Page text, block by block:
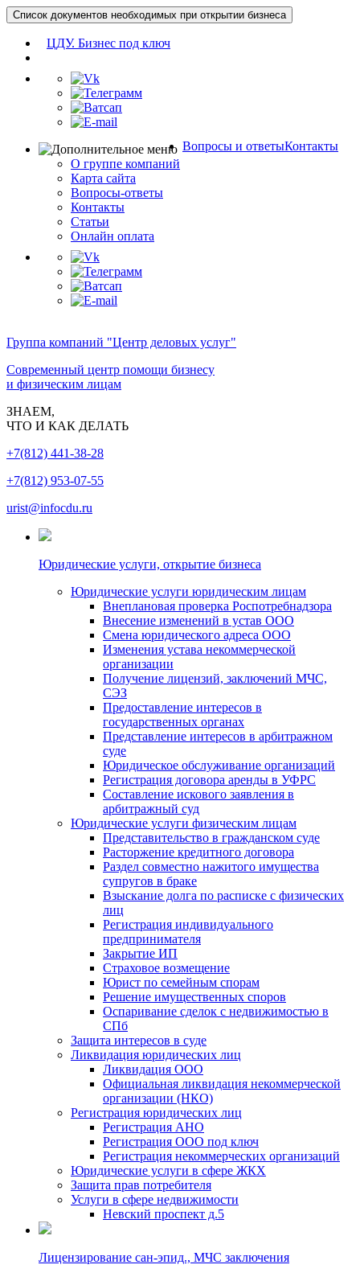
Список документов необходимых при открытии бизнеса
ЦДУ. Бизнес под ключ
Вопросы и ответыКонтакты
О группе компаний
Карта сайта
Вопросы-ответы
Контакты
Статьи
Онлайн оплата
Группа компаний "Центр деловых услуг"
Современный центр помощи бизнесу
и физическим лицам
ЗНАЕМ,
ЧТО И КАК ДЕЛАТЬ
+7(812) 441-38-28
+7(812) 953-07-55
urist@infocdu.ru
Юридические услуги, открытие бизнеса
Юридические услуги юридическим лицам
Внеплановая проверка Роспотребнадзора
Внесение изменений в устав ООО
Смена юридического адреса ООО
Изменения устава некоммерческой
организации
Получение лицензий, заключений МЧС,
СЭЗ
Предоставление интересов в
государственных органах
Представление интересов в арбитражном
суде
Юридическое обслуживание организаций
Регистрация договора аренды в УФРС
Составление искового заявления в
арбитражный суд
Юридические услуги физическим лицам
Представительство в гражданском суде
Расторжение кредитного договора
Раздел совместно нажитого имущества
супругов в браке
Взыскание долга по расписке с физических
лиц
Регистрация индивидуального
предпринимателя
Закрытие ИП
Страховое возмещение
Юрист по семейным спорам
Решение имущественных споров
Оспаривание сделок с недвижимостью в
СПб
Защита интересов в суде
Ликвидация юридических лиц
Ликвидация ООО
Официальная ликвидация некоммерческой
организации (НКО)
Регистрация юридических лиц
Регистрация АНО
Регистрация ООО под ключ
Регистрация некоммерческих организаций
Юридические услуги в сфере ЖКХ
Защита прав потребителя
Услуги в сфере недвижимости
Невский проспект д.5
Лицензирование сан-эпид., МЧС заключения